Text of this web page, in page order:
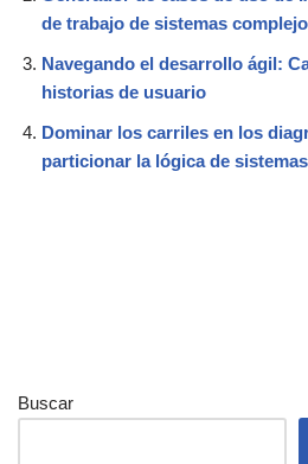
de trabajo de sistemas
Navegando el desarrollo ágil:
historias de usuario
Dominar los carriles en los
particionar la lógica de
Buscar